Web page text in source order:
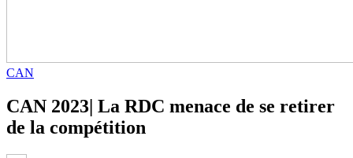
CAN
CAN 2023| La RDC menace de se retirer
de la compétition